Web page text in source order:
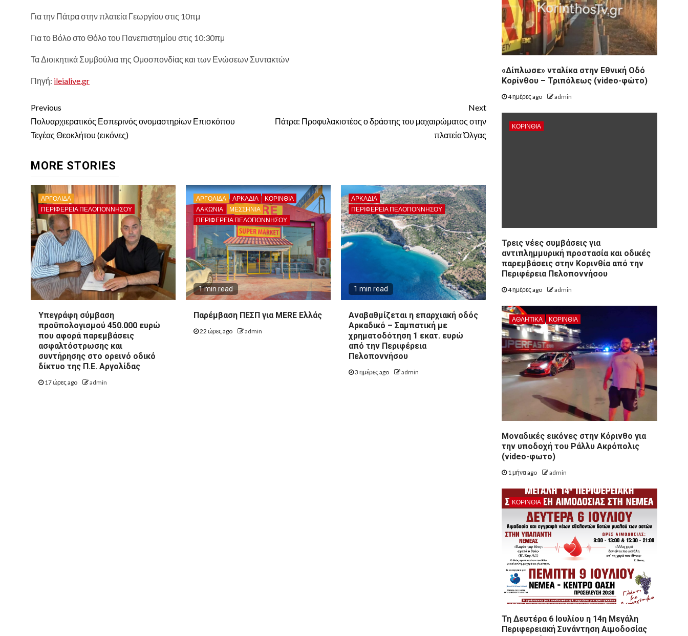
Για την Πάτρα στην πλατεία Γεωργίου στις 10πμ
Για το Βόλο στο Θόλο του Πανεπιστημίου στις 10:30πμ
Τα Διοικητικά Συμβούλια της Ομοσπονδίας και των Ενώσεων Συντακτών
Πηγή: ileialive.gr
Continue
Reading
Previous
Πολυαρχιερατικός Εσπερινός ονομαστηρίων Επισκόπου
Τεγέας Θεοκλήτου (εικόνες)
Next
Πάτρα: Προφυλακιστέος ο δράστης του μαχαιρώματος στην
πλατεία Όλγας
MORE STORIES
ΑΡΓΟΛΙΔΑ
ΠΕΡΙΦΈΡΕΙΑ ΠΕΛΟΠΟΝΝΉΣΟΥ
Υπεγράφη σύμβαση
προϋπολογισμού 450.000 ευρώ
που αφορά παρεμβάσεις
ασφαλτόστρωσης και
συντήρησης στο ορεινό οδικό
δίκτυο της Π.Ε. Αργολίδας
17 ώρες ago admin
ΑΡΓΟΛΙΔΑ ΑΡΚΑΔΊΑ
ΚΟΡΙΝΘΊΑ
ΛΑΚΩΝΙΑ
ΜΕΣΣΗΝΙΑ
ΠΕΡΙΦΈΡΕΙΑ ΠΕΛΟΠΟΝΝΉΣΟΥ
1 min read
Παρέμβαση ΠΕΣΠ για MERE Ελλάς
22 ώρες ago admin
ΑΡΚΑΔΊΑ
ΠΕΡΙΦΈΡΕΙΑ ΠΕΛΟΠΟΝΝΉΣΟΥ
1 min read
Αναβαθμίζεται η επαρχιακή οδός
Αρκαδικό – Σαμπατική με
χρηματοδότηση 1 εκατ. ευρώ
από την Περιφέρεια
Πελοποννήσου
3 ημέρες ago admin
«Δίπλωσε» νταλίκα στην Εθνική Oδό
Κορίνθου – Τριπόλεως (video-φώτο)
4 ημέρες ago admin
ΚΟΡΙΝΘΊΑ
Τρεις νέες συμβάσεις για
αντιπλημμυρική προστασία και οδικές
παρεμβάσεις στην Κορινθία από την
Περιφέρεια Πελοποννήσου
4 ημέρες ago admin
ΑΘΛΗΤΙΚΑ ΚΟΡΙΝΘΊΑ
Μοναδικές εικόνες στην Κόρινθο για
την υποδοχή του Ράλλυ Ακρόπολις
(video-φωτο)
1 μήνα ago admin
ΚΟΡΙΝΘΊΑ
Τη Δευτέρα 6 Ιουλίου η 14η Μεγάλη
Περιφερειακή Συνάντηση Αιμοδοσίας